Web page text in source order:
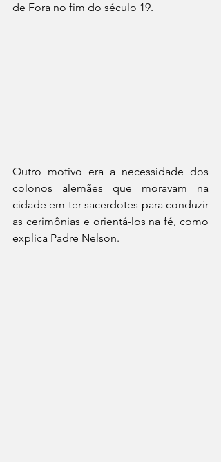
de Fora no fim do século 19.
Outro motivo era a necessidade dos
colonos alemães que moravam na
cidade em ter sacerdotes para conduzir
as cerimônias e orientá-los na fé, como
explica Padre Nelson.